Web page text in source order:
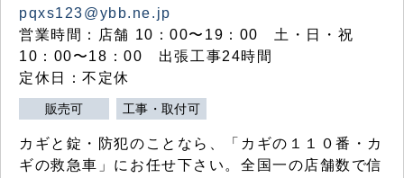
pqxs123@ybb.ne.jp
営業時間：店舗 10：00〜19：00 土・日・祝
10：00〜18：00 出張工事24時間
定休日：不定休
販売可 工事・取付可
カギと錠・防犯のことなら、「カギの１１０番・カ
ギの救急車」にお任せ下さい。全国一の店舗数で信